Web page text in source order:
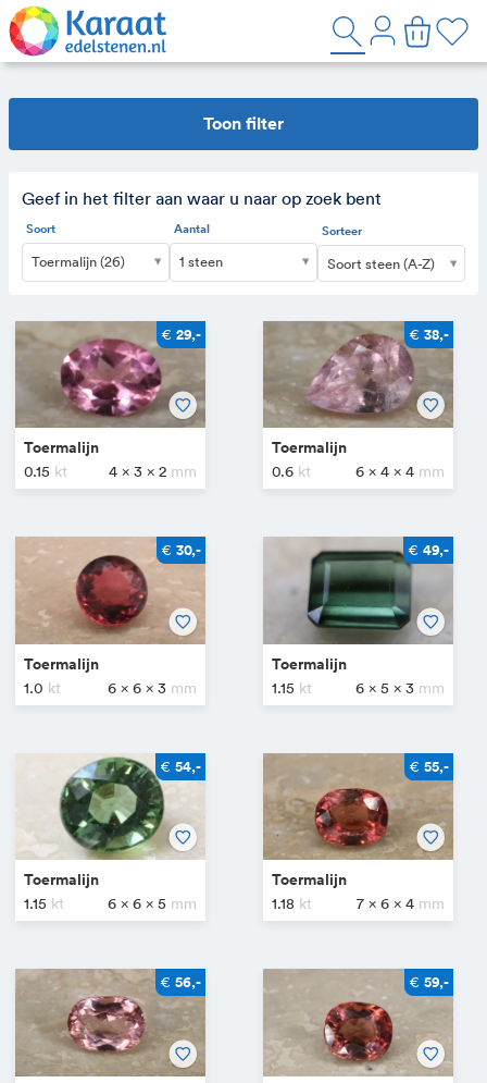
Toon filter
Geef in het filter aan waar u naar op zoek bent
Soort
Toermalijn (26)
Aantal
1 steen
Sorteer
Soort steen (A-Z)
€ 29,-
Toermalijn
0.15 4 x 3 x 2
€ 38,-
Toermalijn
0.6 6 x 4 x 4
€ 30,-
Toermalijn
1.0 6 x 6 x 3
€ 49,-
Toermalijn
1.15 6 x 5 x 3
€ 54,-
Toermalijn
1.15 6 x 6 x 5
€ 55,-
Toermalijn
1.18 7 x 6 x 4
€ 56,- € 59,-